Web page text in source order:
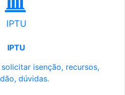
IPTU
IPTU
isenção, recursos,
dúvidas.